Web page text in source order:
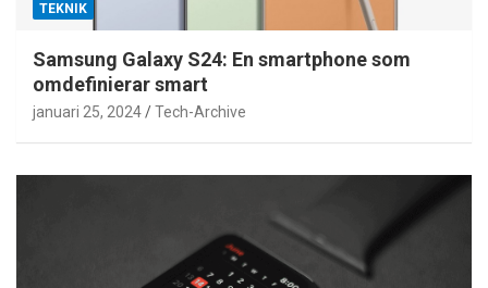
TEKNIK
Samsung Galaxy S24: En smartphone som
omdefinierar smart
januari 25, 2024 Tech-Archive